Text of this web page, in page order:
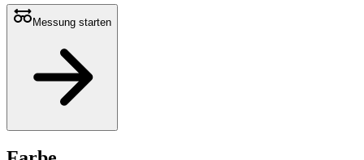
Messung starten